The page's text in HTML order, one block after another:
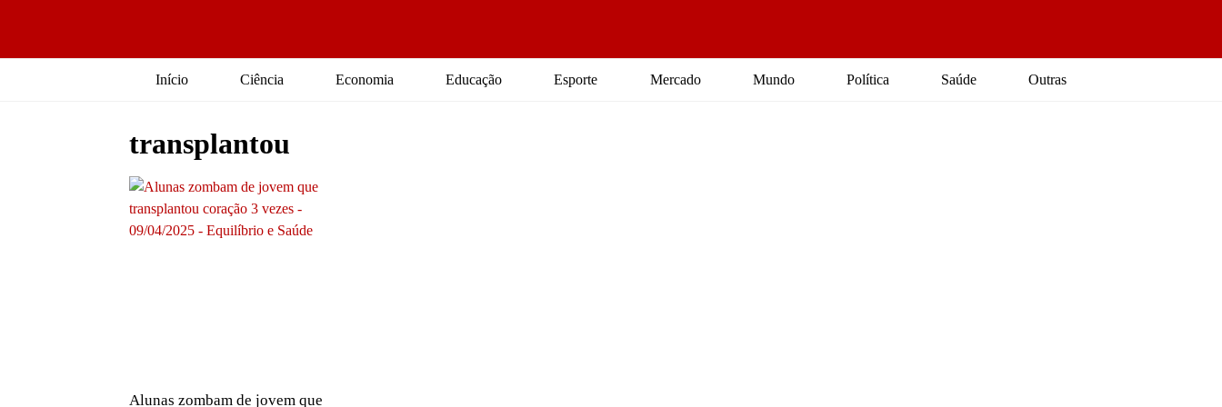
Início Ciência Economia Educação Esporte Mercado Mundo Política Saúde Outras
transplantou
Alunas zombam de jovem que